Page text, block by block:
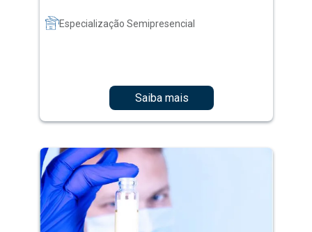
Especialização Semipresencial
Saiba mais